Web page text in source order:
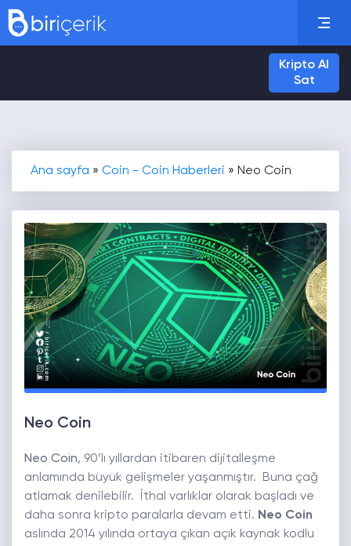
Kripto Al
Sat
Ana sayfa » Coin - Coin Haberleri » Neo Coin
Neo Coin
Neo Coin, 90’lı yıllardan itibaren dijitalleşme
anlamında büyük gelişmeler yaşanmıştır. Buna çağ
atlamak denilebilir. İthal varlıklar olarak başladı ve
daha sonra kripto paralarla devam etti. Neo Coin
aslında 2014 yılında ortaya çıkan açık kaynak kodlu